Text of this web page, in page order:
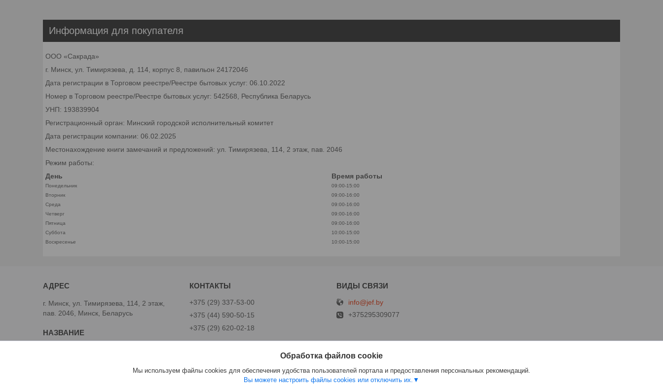
Информация для покупателя
ООО «Сакрада»
г. Минск, ул. Тимирязева, д. 114, корпус 8, павильон 24172046
Дата регистрации в Торговом реестре/Реестре бытовых услуг: 06.10.2022
Номер в Торговом реестре/Реестре бытовых услуг: 542568, Республика Беларусь
УНП: 193839904
Регистрационный орган: Минский городской исполнительный комитет
Дата регистрации компании: 06.02.2025
Местонахождение книги замечаний и предложений: ул. Тимирязева, 114, 2 этаж, пав. 2046
Режим работы:
День
Время работы
Понедельник
09:00-15:00
Вторник
09:00-16:00
Среда
09:00-16:00
Четверг
09:00-16:00
Пятница
09:00-16:00
Суббота
10:00-15:00
Воскресенье
10:00-15:00
г. Минск, ул. Тимирязева, 114, 2 этаж,
пав. 2046, Минск, Беларусь
+375 (29) 337-53-00
+375 (44) 590-50-15
+375 (29) 620-02-18
info@jef.by
+375295309077
Обработка файлов cookie
Мы используем файлы cookies для обеспечения удобства пользователей портала и предоставления персональных рекомендаций.
Вы можете настроить файлы cookies или отключить их.